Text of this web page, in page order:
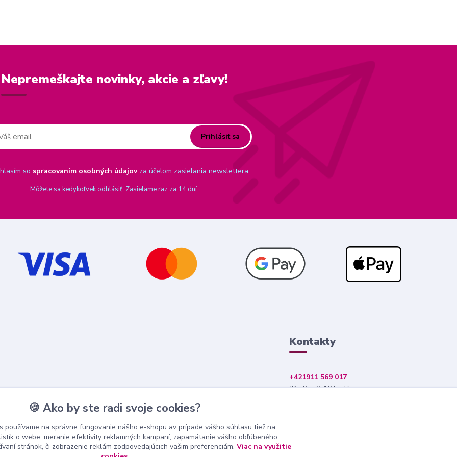
Nepremeškajte novinky, akcie a zľavy!
Prihlásiť sa
so spracovaním osobných údajovza účelom zasielania newslettera.
Môžete sa kedykoľvek odhlásiť. Zasielame raz za 14 dní.
Kontakty
+421911 569 017
(Po-Pia, 8-16 hod.)
🍪 Ako by ste radi svoje cookies?
používame na správne fungovanie nášho e-shopu av prípade vášho súhlasu tiež na
o webe, meranie efektivity reklamných kampaní, zapamätanie vášho obľúbeného
stránok, či zobrazenie reklám zodpovedajúcich vašim preferenciám. Viac na využitie